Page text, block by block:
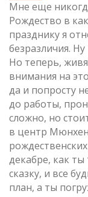
Мне еще
Рождество в
празднику я
безразличия.
Но теперь,
внимания на
да и попросту
до работы,
сложно, но
в центр
декабре, как
сказку, и все
план, а ты